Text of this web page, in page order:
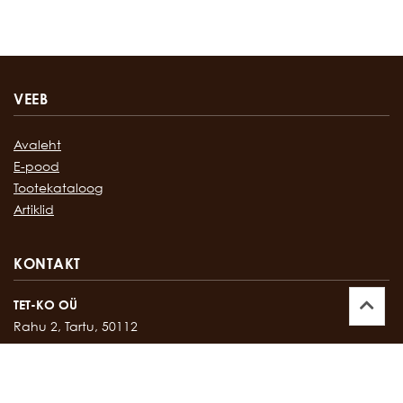
VEEB
Avaleht
E-pood
Tootekataloog
Artiklid
KONTAKT
TET-KO OÜ
Rahu 2, Tartu, 50112
Kontor:747 17 35